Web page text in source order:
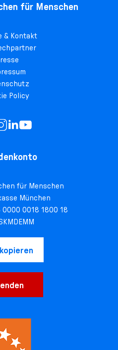
für Menschen
& Kontakt
Policy
für Menschen
München
0000 0018 1800 18
kopieren